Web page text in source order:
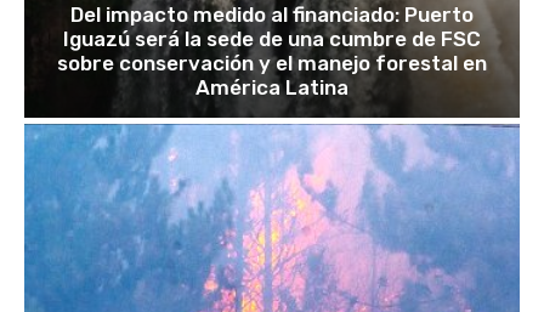
Del impacto medido al financiado: Puerto
Iguazú será la sede de una cumbre de FSC
sobre conservación y el manejo forestal en
América Latina